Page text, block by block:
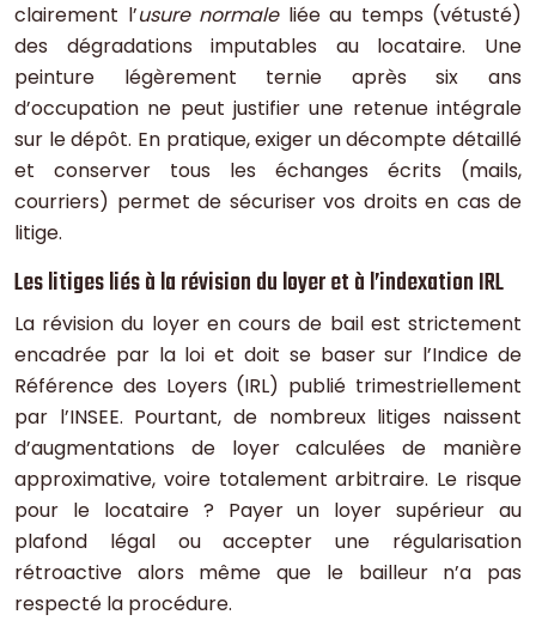
clairement l’usure normaleliée au temps (vétusté)
des dégradations imputables au locataire. Une
peinture légèrement ternie après six ans
d’occupation ne peut justifier une retenue intégrale
sur le dépôt. En pratique, exiger un décompte détaillé
et conserver tous les échanges écrits (mails,
courriers) permet de sécuriser vos droits en cas de
litige.
Les litiges liés à la révision du loyer et à l’indexation IRL
La révision du loyer en cours de bail est strictement
encadrée par la loi et doit se baser sur l’Indice de
Référence des Loyers (IRL) publié trimestriellement
par l’INSEE. Pourtant, de nombreux litiges naissent
d’augmentations de loyer calculées de manière
approximative, voire totalement arbitraire. Le risque
pour le locataire ? Payer un loyer supérieur au
plafond légal ou accepter une régularisation
rétroactive alors même que le bailleur n’a pas
respecté la procédure.